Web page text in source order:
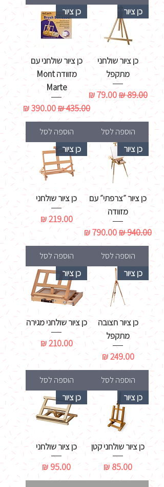
כן ציור
כן ציור שולחני
מתקפל
מחיר רגיל‏89.00 ‏₪ מחיר מבצע‏79.00 ‏₪
הוספה לסל
כן ציור
כן ציור שולחני עם
מזוודה Mont
Marte
מחיר רגיל‏435.00 ‏₪ מחיר מבצע‏390.00 ‏₪
הוספה לסל
כן ציור
כן ציור ״צרפתי״ עם
מזוודה
מחיר רגיל מחיר מבצע
הוספה לסל
כן ציור
כן ציור שולחני
מחיר‏219.00 ‏₪
הוספה לסל
כן ציור
כן ציור חצובה
מתקפל
מחיר‏249.00 ‏₪
הוספה לסל
כן ציור
כן ציור שולחני מגירה
מחיר‏210.00 ‏₪
הוספה לסל
כן ציור
כן ציור שולחני קטן
מחיר
כן ציור
כן ציור שולחני
מחיר